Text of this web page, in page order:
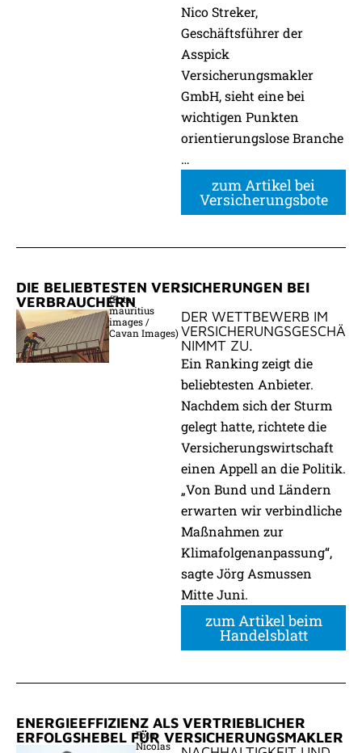
Nico Streker,
Geschäftsführer der
Asspick
Versicherungsmakler
GmbH, sieht eine bei
wichtigen Punkten
orientierungslose Branche
…
zum Artikel bei
Versicherungsbote
DIE BELIEBTESTEN VERSICHERUNGEN BEI
VERBRAUCHERN
(Foto:
mauritius
images /
Cavan Images)
DER WETTBEWERB IM
VERSICHERUNGSGESCHÄFT
NIMMT ZU.
Ein Ranking zeigt die
beliebtesten Anbieter.
Nachdem sich der Sturm
gelegt hatte, richtete die
Versicherungswirtschaft
einen Appell an die Politik.
„Von Bund und Ländern
erwarten wir verbindliche
Maßnahmen zur
Klimafolgenanpassung“,
sagte Jörg Asmussen
Mitte Juni.
zum Artikel beim
Handelsblatt
ENERGIEEFFIZIENZ ALS VERTRIEBLICHER
ERFOLGSHEBEL FÜR VERSICHERUNGSMAKLER
Foto:
Nicolas